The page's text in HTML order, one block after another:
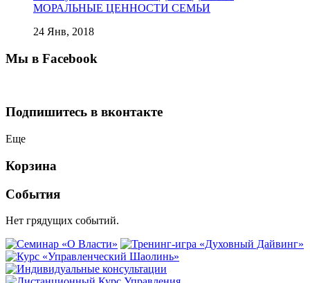
МОРАЛЬНЫЕ ЦЕННОСТИ СЕМЬИ
24 Янв, 2018
Мы в Facebook
Подпишитесь в вконтакте
Еще
Корзина
События
Нет грядущих событий.